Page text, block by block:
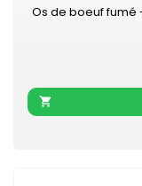
Os de boeuf fumé
